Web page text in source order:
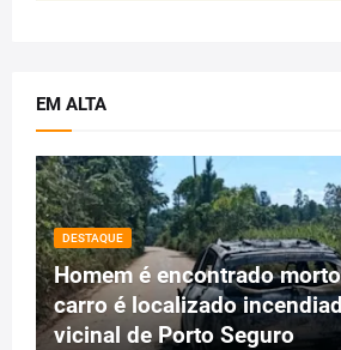
EM ALTA
DESTAQUE
Homem é encontrado
carro é localizado
vicinal de Porto Seguro